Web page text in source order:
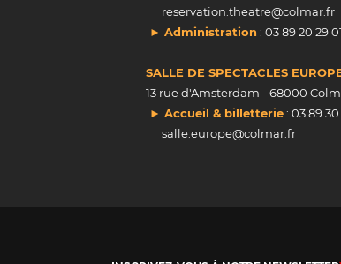
reservation.theatre@colmar.fr
► Administration : 03 89 20 29
SALLE DE SPECTACLES
13 rue d'Amsterdam - 68000
► Accueil & billetterie: 03 89 30
salle.europe@colmar.fr